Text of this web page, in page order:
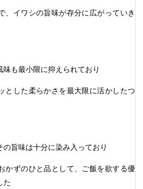
、イワシの旨味が存分に広がっていき
味も最小限に抑えられており
とした柔らかさを最大限に活かしたつ
旨味は十分に染み入っており
かずのひと品として、ご飯を欲する優
た